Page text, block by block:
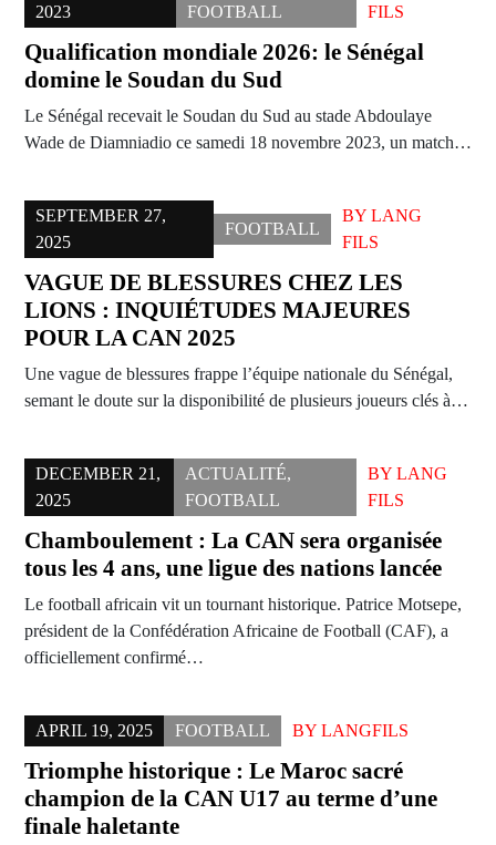
2023
FOOTBALL
FILS
Qualification mondiale 2026: le Sénégal
domine le Soudan du Sud
Le Sénégal recevait le Soudan du Sud au stade Abdoulaye
Wade de Diamniadio ce samedi 18 novembre 2023, un match…
SEPTEMBER 27,
2025
FOOTBALL
BYLANG
FILS
VAGUE DE BLESSURES CHEZ LES
LIONS : INQUIÉTUDES MAJEURES
POUR LA CAN 2025
Une vague de blessures frappe l’équipe nationale du Sénégal,
semant le doute sur la disponibilité de plusieurs joueurs clés à…
DECEMBER 21,
2025
ACTUALITÉ,
FOOTBALL
BY LANG
FILS
Chamboulement : La CAN sera organisée
tous les 4 ans, une ligue des nations lancée
Le football africain vit un tournant historique. Patrice Motsepe,
président de la Confédération Africaine de Football (CAF), a
officiellement confirmé…
APRIL 19, 2025 FOOTBALL BY LANGFILS
Triomphe historique : Le Maroc sacré
champion de la CAN U17 au terme d’une
finale haletante